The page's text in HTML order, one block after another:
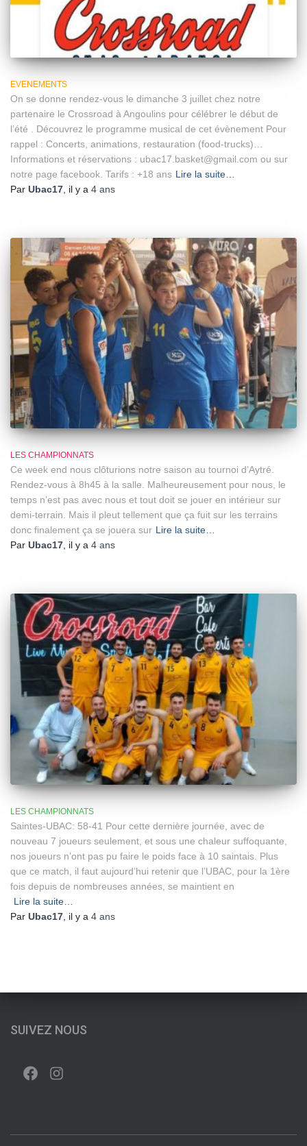
EVENEMENTS
On se donne rendez-vous le dimanche 3 juillet chez notre
partenaire le Crossroad à Angoulins pour célébrer le début de
l’été . Découvrez le programme musical de cet évènement Pour
rappel : Concerts, animations, restauration (food-trucks)…
Informations et réservations : ubac17.basket@gmail.com ou sur
notre page facebook. Tarifs : +18 ans Lire la suite…
Par Ubac17 , il y a 4 ans
LES CHAMPIONNATS
Ce week end nous clôturions notre saison au tournoi d’Aytré.
Rendez-vous à 8h45 à la salle. Malheureusement pour nous, le
temps n’est pas avec nous et tout doit se jouer en intérieur sur
demi-terrain. Mais il pleut tellement que ça fuit sur les terrains
donc finalement ça se jouera sur Lire la suite…
Par Ubac17, il y a 4 ans
LES CHAMPIONNATS
Saintes-UBAC: 58-41 Pour cette dernière journée, avec de
nouveau 7 joueurs seulement, et sous une chaleur suffoquante,
nos joueurs n’ont pas pu faire le poids face à 10 saintais. Plus
que ce match, il faut aujourd’hui retenir que l’UBAC, pour la 1ère
fois depuis de nombreuses années, se maintient en
Lire la suite…
Par Ubac17 , il y a 4 ans
SUIVEZ NOUS
FACEBOOK INSTAGRAM